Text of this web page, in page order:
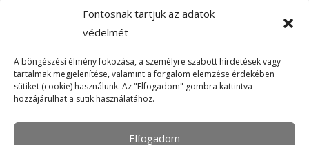
Fontosnak tartjuk az adatok
védelmét
A böngészési élmény fokozása, a személyre szabott hirdetések vagy
tartalmak megjelenítése, valamint a forgalom elemzése érdekében
sütiket (cookie) használunk. Az "Elfogadom" gombra kattintva
hozzájárulhat a sütik használatához.
Elfogadom
Önvédelmi Bolt – Főoldal
Adatvédelmi tájékoztató